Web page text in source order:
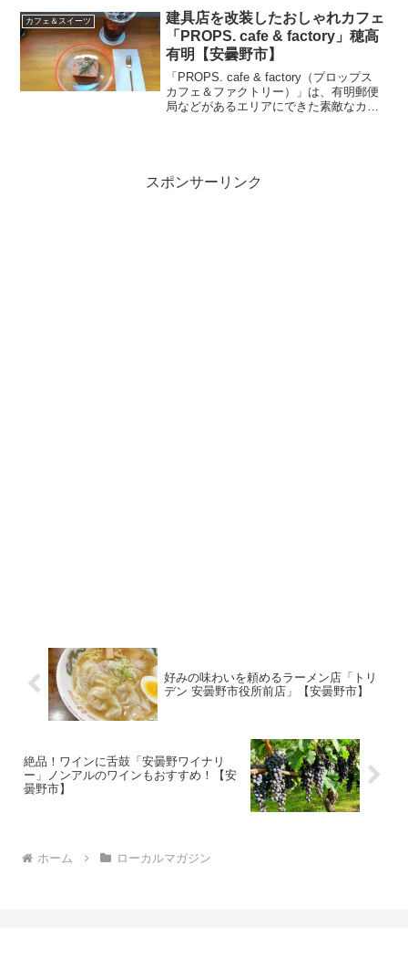
き屋を営んでいる。これは気になる！と
伺ってきました。今回は、「お好み焼き
おもだか」を紹介します。
カフェ＆スイーツ
建具店を改装したおしゃれカフェ
「PROPS. cafe & factory」穂高
有明【安曇野市】
「PROPS. cafe & factory（プロップス
カフェ＆ファクトリー）」は、有明郵便
局などがあるエリアにできた素敵なカフ
「PROPS. cafe & factory（プロップス
カフェ＆ファクトリー）」を紹介しま
スポンサーリンク
好みの味わいを頼めるラーメン店「トリ
デン 安曇野市役所前店」【安曇野市】
絶品！ワインに舌鼓「安曇野ワイナリ
ー」ノンアルのワインもおすすめ！【安
曇野市】
ホーム ローカルマガジン